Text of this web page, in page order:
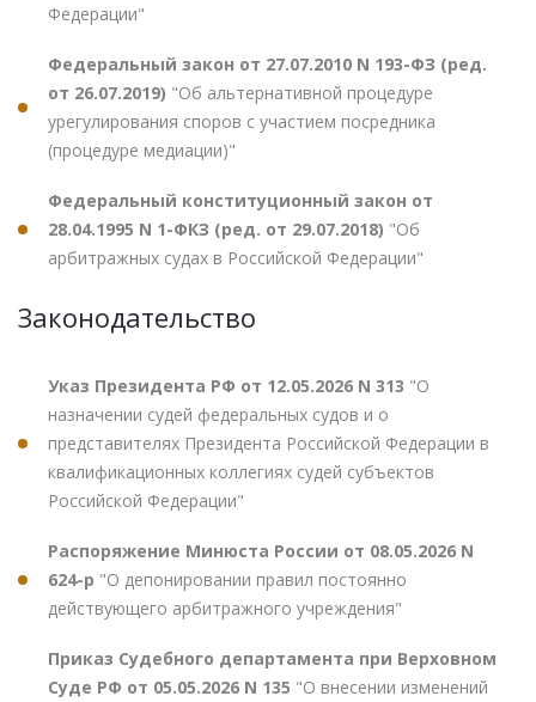
Федерации"
Федеральный закон от 27.07.2010 N 193-ФЗ (ред.
от 26.07.2019) "Об альтернативной процедуре
урегулирования споров с участием посредника
(процедуре медиации)"
Федеральный конституционный закон от
28.04.1995 N 1-ФКЗ (ред. от 29.07.2018) "Об
арбитражных судах в Российской Федерации"
Законодательство
Указ Президента РФ от 12.05.2026 N 313 "О
назначении судей федеральных судов и о
представителях Президента Российской Федерации в
квалификационных коллегиях судей субъектов
Российской Федерации"
Распоряжение Минюста России от 08.05.2026 N
624-р "О депонировании правил постоянно
действующего арбитражного учреждения"
Приказ Судебного департамента при Верховном
Суде РФ от 05.05.2026 N 135 "О внесении изменений